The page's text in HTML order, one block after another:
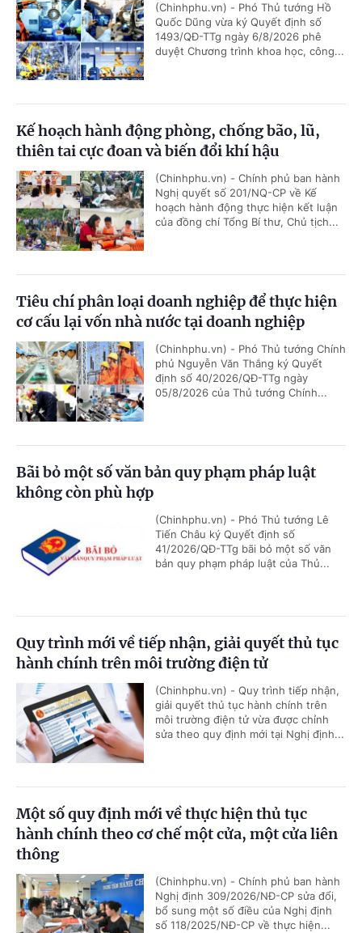
(Chinhphu.vn) - Phó Thủ tướng Hồ
Quốc Dũng vừa ký Quyết định số
1493/QĐ-TTg ngày 6/8/2026 phê
duyệt Chương trình khoa học, công...
Kế hoạch hành động phòng, chống bão, lũ,
thiên tai cực đoan và biến đổi khí hậu
(Chinhphu.vn) - Chính phủ ban hành
Nghị quyết số 201/NQ-CP về Kế
hoạch hành động thực hiện kết luận
của đồng chí Tổng Bí thư, Chủ tịch...
Tiêu chí phân loại doanh nghiệp để thực hiện
cơ cấu lại vốn nhà nước tại doanh nghiệp
(Chinhphu.vn) - Phó Thủ tướng Chính
phủ Nguyễn Văn Thắng ký Quyết
định số 40/2026/QĐ-TTg ngày
05/8/2026 của Thủ tướng Chính...
Bãi bỏ một số văn bản quy phạm pháp luật
không còn phù hợp
(Chinhphu.vn) - Phó Thủ tướng Lê
Tiến Châu ký Quyết định số
41/2026/QĐ-TTg bãi bỏ một số văn
bản quy phạm pháp luật của Thủ...
Quy trình mới về tiếp nhận, giải quyết thủ tục
hành chính trên môi trường điện tử
(Chinhphu.vn) - Quy trình tiếp nhận,
giải quyết thủ tục hành chính trên
môi trường điện tử vừa được chỉnh
sửa theo quy định mới tại Nghị định...
Một số quy định mới về thực hiện thủ tục
hành chính theo cơ chế một cửa, một cửa liên
thông
(Chinhphu.vn) - Chính phủ ban hành
Nghị định 309/2026/NĐ-CP sửa đổi,
bổ sung một số điều của Nghị định
số 118/2025/NĐ-CP về thực hiện...